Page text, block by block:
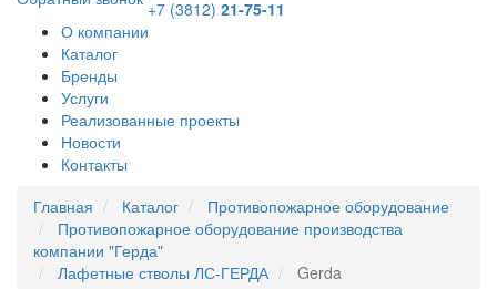
+7 (3812) 21-75-11
О компании
Каталог
Бренды
Услуги
Реализованные проекты
Новости
Контакты
Главная
Каталог
Противопожарное оборудование
Противопожарное оборудование производства
компании "Герда"
Лафетные стволы ЛС-ГЕРДА
Gerda